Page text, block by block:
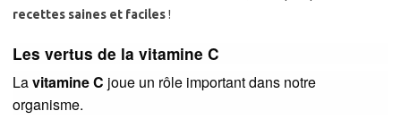
recettes saines et faciles!
Les vertus de la vitamine C
Lavitamine C joue un rôle important dans notre
organisme.